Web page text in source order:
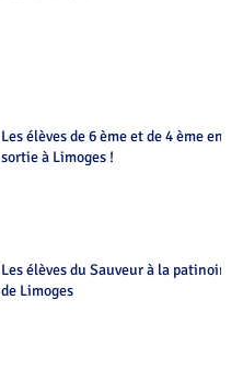
Les élèves de 6 ème et de 4 ème en
sortie à Limoges !
Les élèves du Sauveur à la patinoire
de Limoges